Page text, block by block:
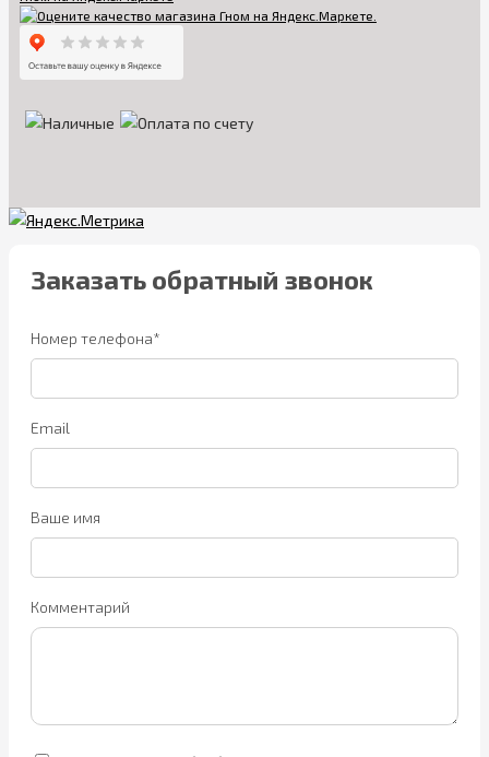
Заказать обратный звонок
Номер телефона*
Email
Ваше имя
Комментарий